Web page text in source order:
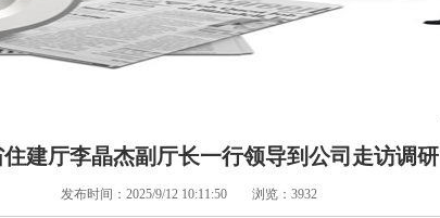
建厅李晶杰副厅长一行领导到公司走访调研
发布时间：2025/9/12 10:11:50 浏览：3932